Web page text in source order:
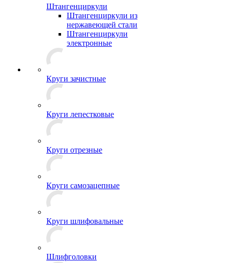
Штангенциркули
Штангенциркули из
нержавеющей стали
Штангенциркули
электронные
Круги зачистные
Круги лепестковые
Круги отрезные
Круги самозацепные
Круги шлифовальные
Шлифголовки